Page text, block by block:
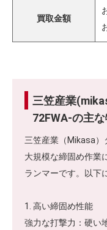
買取金額
三笠産業
72FWA-の主
三笠産業（Mikasa）
大規模な締固め作業
ランマーです。以下
1. 高い締固め性能
強力な打撃力：硬い